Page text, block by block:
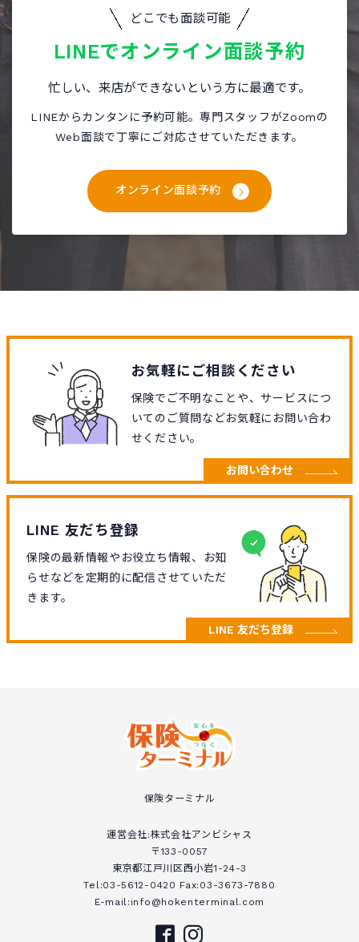
どこでも面談可能
LINEでオンライン面談予約
忙しい、来店ができないという方に最適です。
LINEからカンタンに予約可能。専門スタッフがZoomの
Web面談で丁寧にご対応させていただきます。
オンライン面談予約
お気軽にご相談ください
保険でご不明なことや、サービスにつ
いてのご質問などお気軽にお問い合わ
せください。
お問い合わせ
LINE 友だち登録
保険の最新情報やお役立ち情報、お知
らせなどを定期的に配信させていただ
きます。
LINE 友だち登録
保険ターミナル
運営会社:株式会社アンビシャス
〒133-0057
東京都江戸川区西小岩1-24-3
Tel:03-5612-0420 Fax:03-3673-7880
E-mail:info@hokenterminal.com